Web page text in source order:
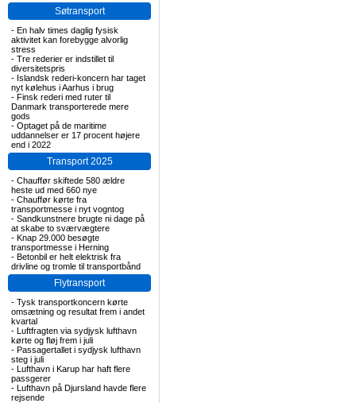
Søtransport
- En halv times daglig fysisk
aktivitet kan forebygge alvorlig
stress
- Tre rederier er indstillet til
diversitetspris
- Islandsk rederi-koncern har taget
nyt kølehus i Aarhus i brug
- Finsk rederi med ruter til
Danmark transporterede mere
gods
- Optaget på de maritime
uddannelser er 17 procent højere
end i 2022
Transport 2025
- Chauffør skiftede 580 ældre
heste ud med 660 nye
- Chauffør kørte fra
transportmesse i nyt vogntog
- Sandkunstnere brugte ni dage på
at skabe to sværvægtere
- Knap 29.000 besøgte
transportmesse i Herning
- Betonbil er helt elektrisk fra
drivline og tromle til transportbånd
Flytransport
- Tysk transportkoncern kørte
omsætning og resultat frem i andet
kvartal
- Luftfragten via sydjysk lufthavn
kørte og fløj frem i juli
- Passagertallet i sydjysk lufthavn
steg i juli
- Lufthavn i Karup har haft flere
passgerer
- Lufthavn på Djursland havde flere
rejsende